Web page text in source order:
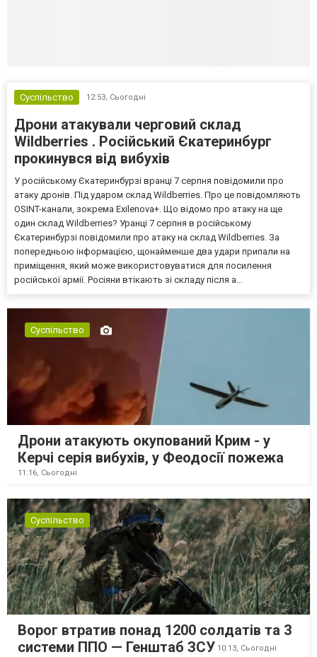
Суспільство 12:53, Сьогодні
Дрони атакували черговий склад
Wildberries . Російський Єкатеринбург
прокинувся від вибухів
У російському Єкатеринбурзі вранці 7 серпня повідомили про
атаку дронів. Під ударом склад Wildberries. Про це повідомляють
OSINT-канали, зокрема Exilenova+. Що відомо про атаку на ще
один склад Wildberries? Уранці 7 серпня в російському
Єкатеринбурзі повідомили про атаку на склад Wildberries. За
попередньою інформацією, щонайменше два удари припали на
приміщення, який може використовуватися для посилення
російської армії. Росіяни втікають зі складу після а...
Суспільство
Дрони атакують окупований Крим - у
Керчі серія вибухів, у Феодосії пожежа
11:16, Сьогодні
Суспільство
Ворог втратив понад 1200 солдатів та 3
системи ППО — Генштаб ЗСУ 10:13, Сьогодні